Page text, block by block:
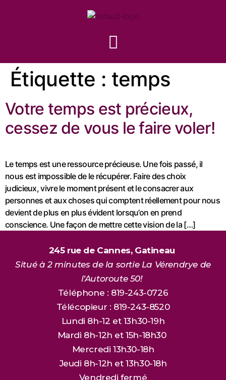
Étiquette : temps
Votre temps est précieux,
cessez de vous le faire voler!
Le temps est une ressource précieuse. Une fois passé, il
nous est impossible de le récupérer. Faire des choix
judicieux, vivre le moment présent et le consacrer aux
personnes et aux choses qui comptent réellement pour nous
devient de plus en plus évident lorsqu’on en prend
conscience. Une façon de mettre cette vision de la […]
245 rue de Cannes, Gatineau
Situé à 2 minutes de la sortie La Vérendrye de
l’Autoroute 50!
Téléphone : 819-243-0726
Télécopieur : 819-243-8520
Lundi 8h-12 et 13h30-19h
Mardi 8h-12h et 15h-18h30
Mercredi 13h30-18h
Jeudi 8h-12h et 13h30-18h
Vendredi fermé